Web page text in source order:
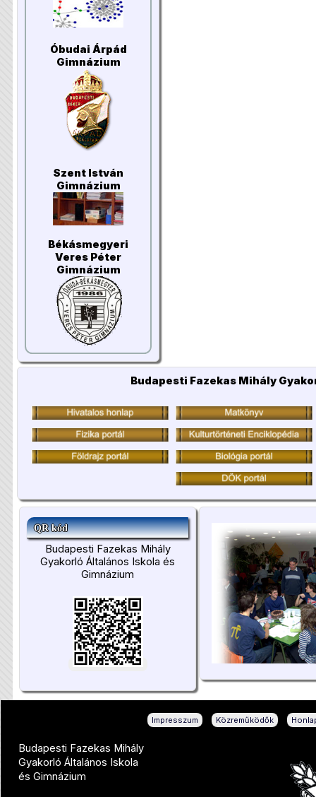
Óbudai Árpád
Gimnázium
Szent István
Gimnázium
Békásmegyeri
Veres Péter
Gimnázium
Budapesti Fazekas Mihály
QR kód
Budapesti Fazekas Mihály
Gyakorló Általános Iskola és
Gimnázium
Impresszum Közreműködők
Budapesti Fazekas Mihály
Gyakorló Általános Iskola
és Gimnázium